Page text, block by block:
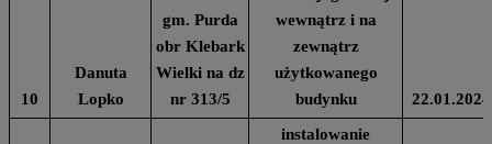
10
Danuta
Lopko
gm. Purda
obr Klebark
Wielki na dz
nr 313/5
wewnątrz i na
zewnątrz
użytkowanego
budynku
22.01.2024
instalowanie